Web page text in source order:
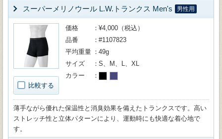
スーパーメリノウール L.W.トランクス Men's 男性用
比較する
価格
¥4,000（税込）
品番
#1107823
平均重量
49g
サイズ
S、M、L、XL
カラー
薄手ながら優れた保温性と消臭効果を備えたトランクスです。高い
ストレッチ性と立体パターンにより、運動時にも快適な着心地で
す。